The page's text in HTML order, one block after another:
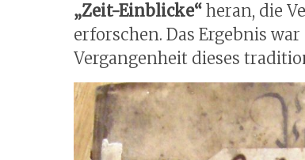
„Zeit-Einblicke“ heran, die
erforschen. Das Ergebnis
Vergangenheit dieses